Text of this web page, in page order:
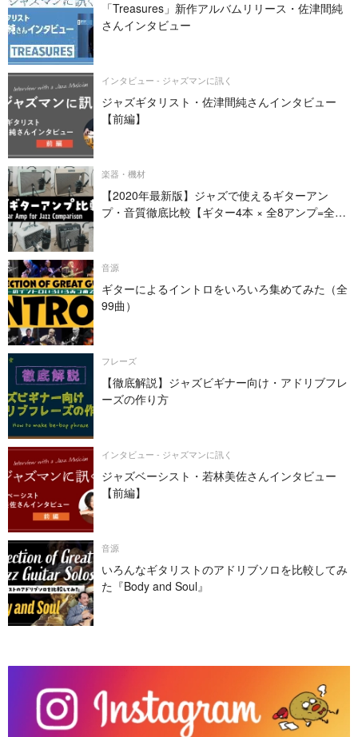
「Treasures」新作アルバムリリース・佐津間純
さんインタビュー
インタビュー - ジャズマンに訊く
ジャズギタリスト・佐津間純さんインタビュー
【前編】
楽器・機材
【2020年最新版】ジャズで使えるギターアン
プ・音質徹底比較【ギター4本 × 全8アンプ=全32
音源
ギターによるイントロをいろいろ集めてみた（全
99曲）
フレーズ
【徹底解説】ジャズビギナー向け・アドリブフレ
ーズの作り方
インタビュー - ジャズマンに訊く
ジャズベーシスト・若林美佐さんインタビュー
【前編】
音源
いろんなギタリストのアドリブソロを比較してみ
た『Body and Soul』